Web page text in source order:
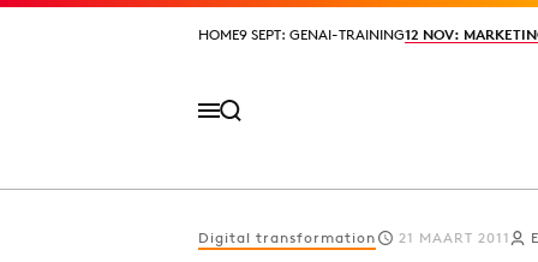
HOME9 SEPT: GENAI-TRAINING12 NOV:
HOME9 SEPT: GENAI-TRAINING12 NOV:
Digital transformation 21 MAART 2011